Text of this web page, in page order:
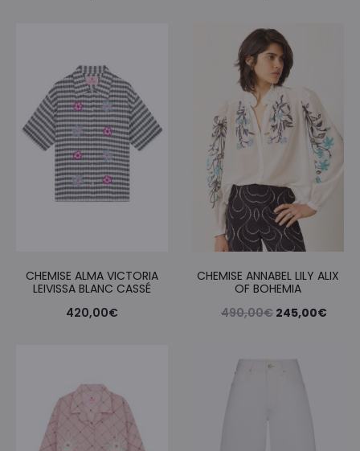
CHEMISE ALMA VICTORIA
LEIVISSA BLANC CASSÉ
420,00€
CHEMISE ANNABEL LILY ALIX
OF BOHEMIA
490,00€ Le
initial
était :
245,00€